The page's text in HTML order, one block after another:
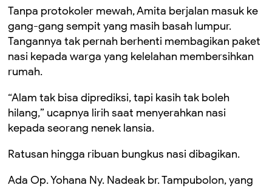
Tanpa protokoler mewah, Amita berjalan masuk ke
gang-gang sempit yang masih basah lumpur.
Tangannya tak pernah berhenti membagikan paket
nasi kepada warga yang kelelahan membersihkan
rumah.
“Alam tak bisa diprediksi, tapi kasih tak boleh
hilang,” ucapnya lirih saat menyerahkan nasi
kepada seorang nenek lansia.
Ratusan hingga ribuan bungkus nasi dibagikan.
Ada Op. Yohana Ny. Nadeak br. Tampubolon, yang